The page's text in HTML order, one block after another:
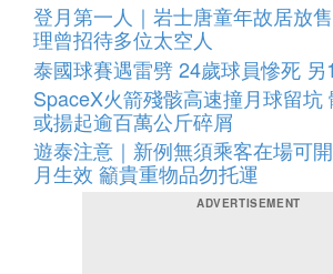
登月第一人｜岩士唐童年故居放
理曾招待多位太空人
泰國球賽遇雷劈 24歲球員慘死 另
SpaceX火箭殘骸高速撞月球留坑
或揚起逾百萬公斤碎屑
遊泰注意｜新例無須乘客在場可
月生效 籲貴重物品勿托運